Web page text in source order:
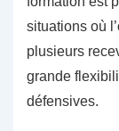
situations où
plusieurs
grande
défensives.